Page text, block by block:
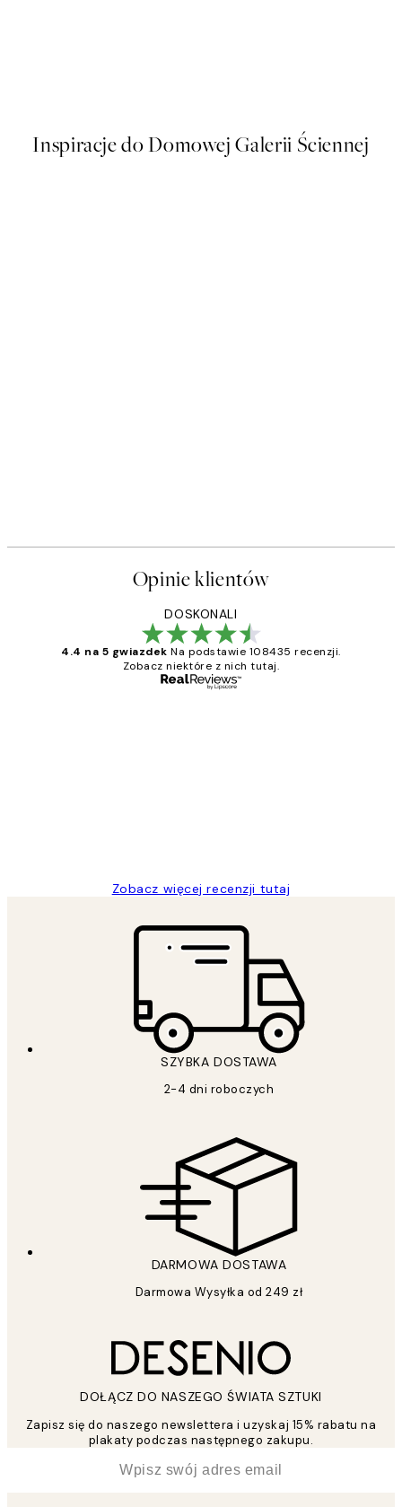
Inspiracje do Domowej Galerii Ściennej
Opinie klientów
DOSKONALI
4.4 na 5 gwiazdek Na podstawie 108435 recenzji.
Zobacz niektóre z nich tutaj.
Zobacz więcej recenzji tutaj
SZYBKA DOSTAWA
2-4 dni roboczych
DARMOWA DOSTAWA
Darmowa Wysyłka od 249 zł
DOŁĄCZ DO NASZEGO ŚWIATA SZTUKI
Zapisz się do naszego newslettera i uzyskaj 15% rabatu na
plakaty podczas następnego zakupu.